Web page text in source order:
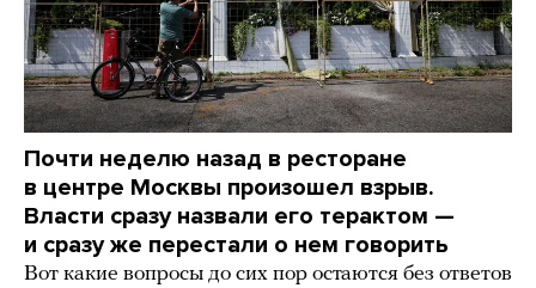
Почти неделю назад в ресторане
в центре Москвы произошел взрыв.
Власти сразу назвали его терактом —
и сразу же перестали о нем говорить
Вот какие вопросы до сих пор остаются без ответов